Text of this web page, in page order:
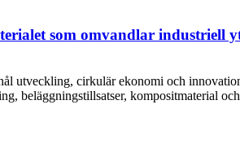
som omvandlar
utveckling, cirkulär ekonomi och
beläggningstillsatser, kompositmaterial